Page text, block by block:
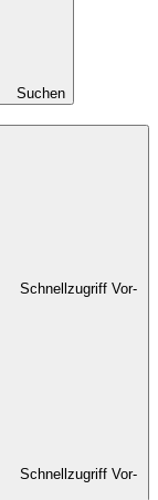
Suchen
Schnellzugriff Vor-
Schnellzugriff Vor-